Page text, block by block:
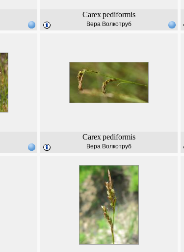
Carexpediformis
Вера Волкотруб
Carexpediformis
Вера Волкотруб